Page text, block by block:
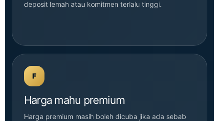
deposit lemah atau komitmen terlalu tinggi.
F
Harga mahu premium
Harga premium masih boleh dicuba jika ada sebab